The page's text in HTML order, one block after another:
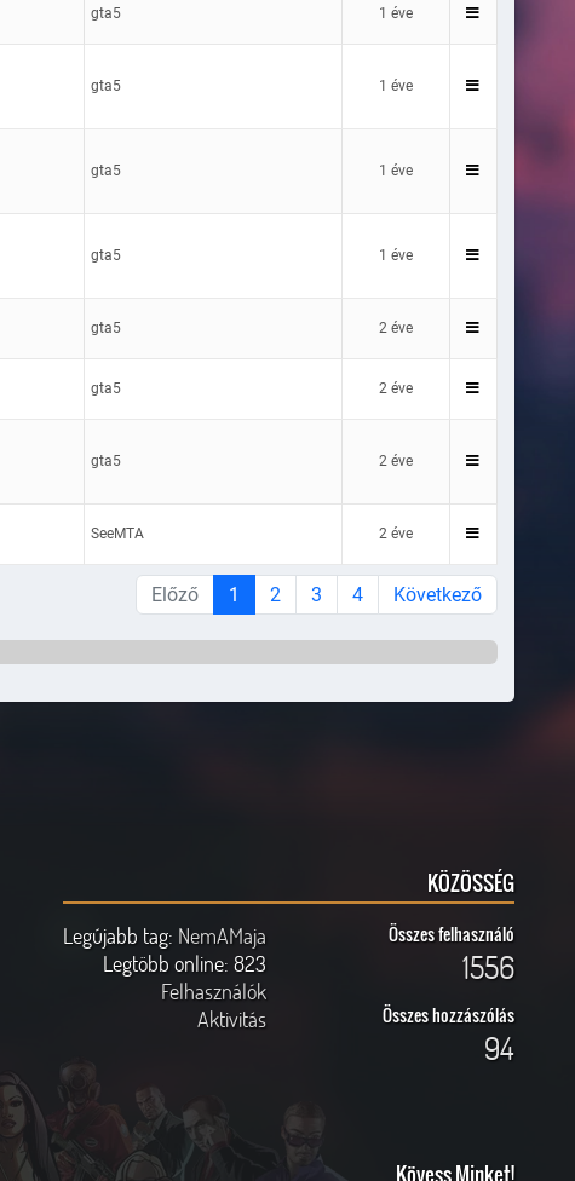
gta5 1 éve
gta5 1 éve
gta5 1 éve
gta5 1 éve
gta5 2 éve
gta5 2 éve
gta5 2 éve
SeeMTA 2 éve
Előző 1 2 3 4 Következő
KÖZÖSSÉG
Legújabb tag: NemAMaja
Legtöbb online: 823
Felhasználók
Aktivitás
Összes felhasználó
1556
Összes hozzászólás
94
Kövess Minket!